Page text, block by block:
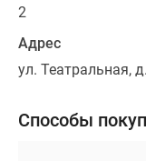
2
Адрес
ул. Театральная,
Способы